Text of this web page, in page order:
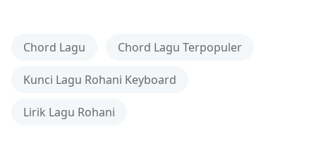
Chord Lagu Chord Lagu Terpopuler
Kunci Lagu Rohani Keyboard
Lirik Lagu Rohani